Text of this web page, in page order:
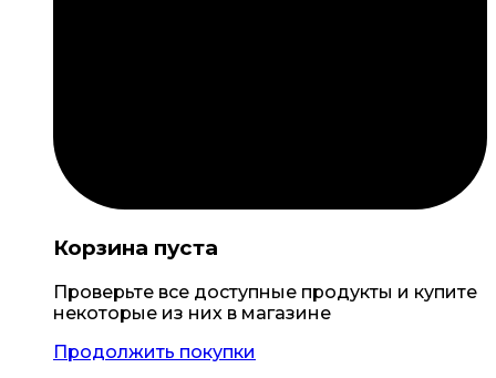
Корзина пуста
Проверьте все доступные продукты и купите
некоторые из них в магазине
Продолжить покупки